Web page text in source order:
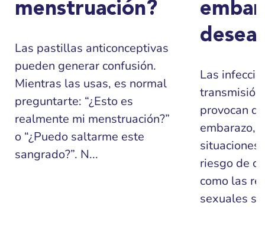
menstruación?
Las pastillas anticonceptivas
pueden generar confusión.
Mientras las usas, es normal
preguntarte: “¿Esto es
realmente mi menstruación?”
o “¿Puedo saltarme este
sangrado?”. N...
Las
transmisión
provocan
embarazo,
situaciones
riesgo de
como las
sexuales